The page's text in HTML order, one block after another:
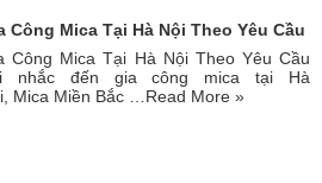
Công Mica Tại Hà Nội Theo Yêu Cầu
Công Mica Tại Hà Nội Theo Yêu Cầu
nhắc đến gia công mica tại Hà
Mica Miền Bắc …Read More »